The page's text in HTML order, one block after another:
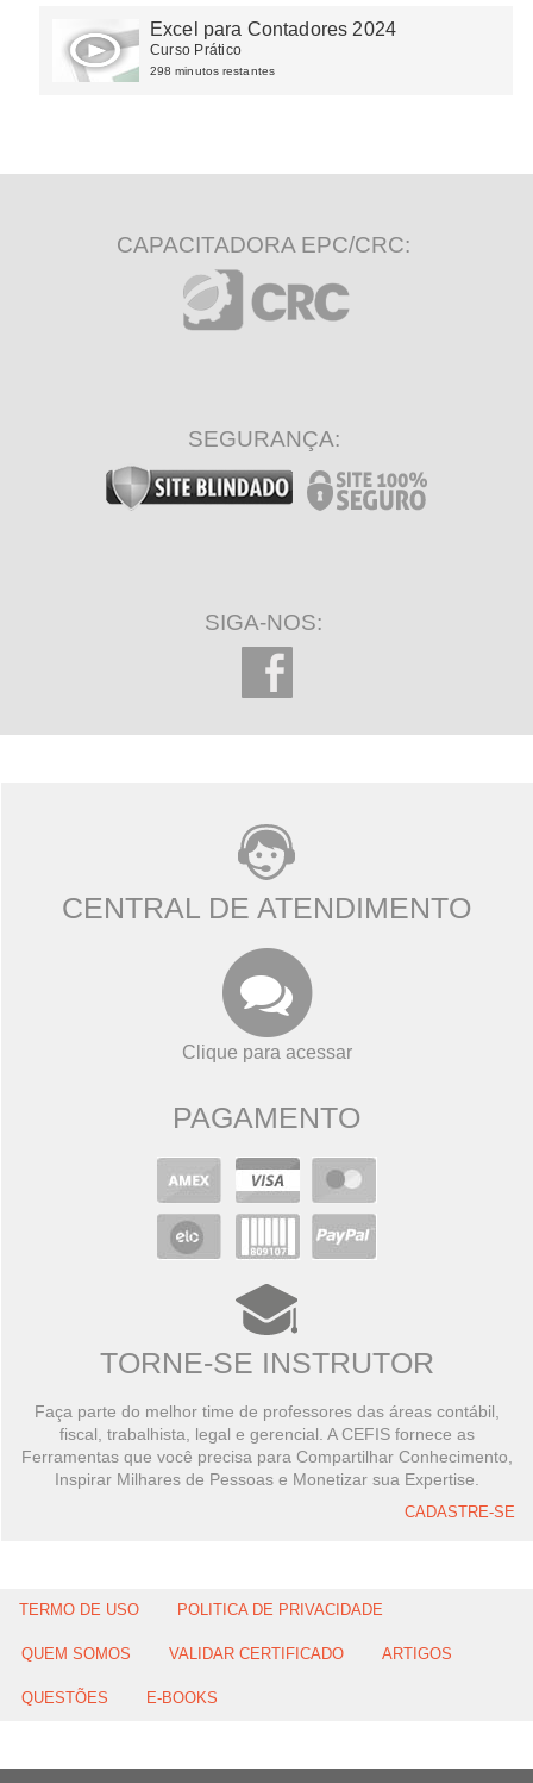
Excel para Contadores 2024
Curso Prático
298 minutos restantes
CAPACITADORA EPC/CRC:
SEGURANÇA:
SIGA-NOS:
CENTRAL DE ATENDIMENTO
Clique para acessar
PAGAMENTO
TORNE-SE INSTRUTOR
Faça parte do melhor time de professores das áreas contábil,
fiscal, trabalhista, legal e gerencial. A CEFIS fornece as
Ferramentas que você precisa para Compartilhar Conhecimento,
Inspirar Milhares de Pessoas e Monetizar sua Expertise.
CADASTRE-SE
TERMO DE USO POLITICA DE PRIVACIDADE
QUEM SOMOS VALIDAR CERTIFICADO ARTIGOS
QUESTÕES E-BOOKS